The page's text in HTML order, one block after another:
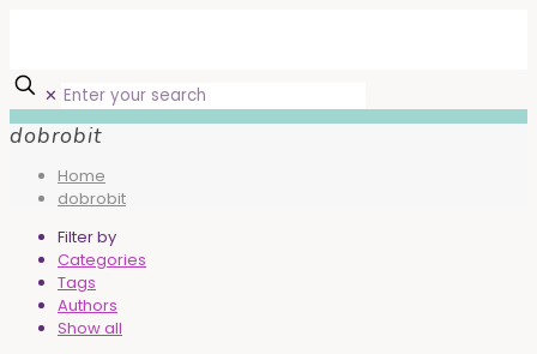
✕
dobrobit
Home
dobrobit
Filter by
Categories
Tags
Authors
Show all